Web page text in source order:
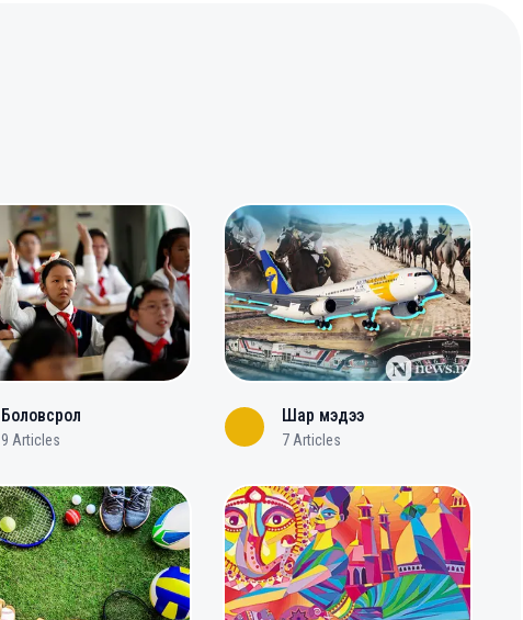
Боловсрол
9 Articles
Шар мэдээ
7 Articles